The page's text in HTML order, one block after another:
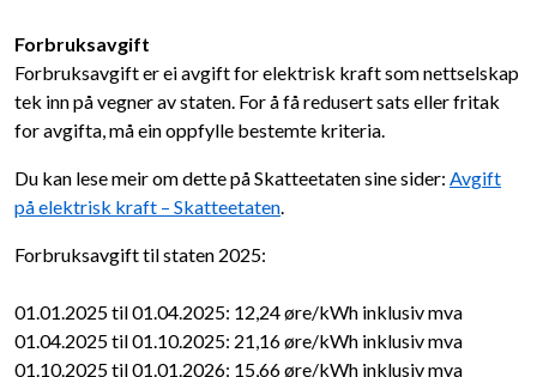
Forbruksavgift
Forbruksavgift er ei avgift for elektrisk kraft som nettselskap
tek inn på vegner av staten. For å få redusert sats eller fritak
for avgifta, må ein oppfylle bestemte kriteria.
Du kan lese meir om dette på Skatteetaten sine sider: Avgift
på elektrisk kraft – Skatteetaten.
Forbruksavgift til staten 2025:
01.01.2025 til 01.04.2025: 12,24 øre/kWh inklusiv mva
01.04.2025 til 01.10.2025: 21,16 øre/kWh inklusiv mva
01.10.2025 til 01.01.2026: 15,66 øre/kWh inklusiv mva